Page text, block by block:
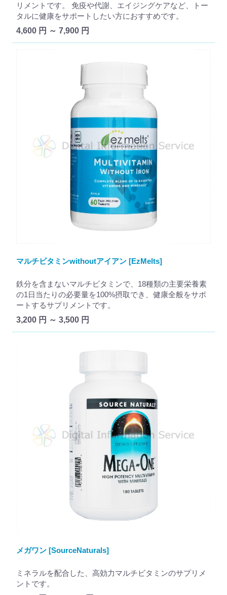
リメントです。 免疫や代謝、エイジングケアなど、トー
タルに健康をサポートしたい方におすすめです。
4,600 円 ～ 7,900 円
マルチビタミンwithoutアイアン [EzMelts]
鉄分を含まないマルチビタミンで、18種類の主要栄養素
の1日当たりの必要量を100%摂取でき、健康全般をサポ
ートするサプリメントです。
3,200 円 ～ 3,500 円
メガワン [SourceNaturals]
ミネラルを配合した、高効力マルチビタミンのサプリメ
ントです。